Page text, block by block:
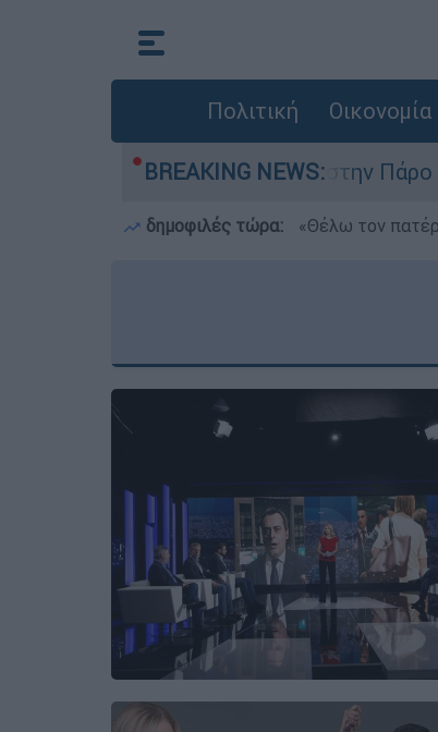
Πολιτική Οικονομία
BREAKING NEWS:
του 4χρονου στην Πάρο - Στο
δημοφιλές τώρα: «Θέλω τον